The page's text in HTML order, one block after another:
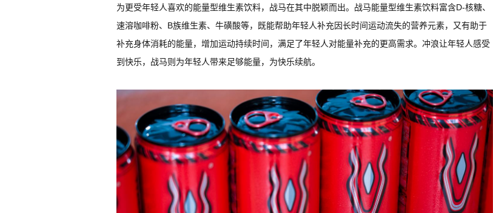
为更受年轻人喜欢的能量型维生素饮料，战马在其中脱颖而出。战马能量型维生素饮料富含D-核糖、
速溶咖啡粉、B族维生素、牛磺酸等，既能帮助年轻人补充因长时间运动流失的营养元素，又有助于
补充身体消耗的能量，增加运动持续时间，满足了年轻人对能量补充的更高需求。冲浪让年轻人感受
到快乐，战马则为年轻人带来足够能量，为快乐续航。